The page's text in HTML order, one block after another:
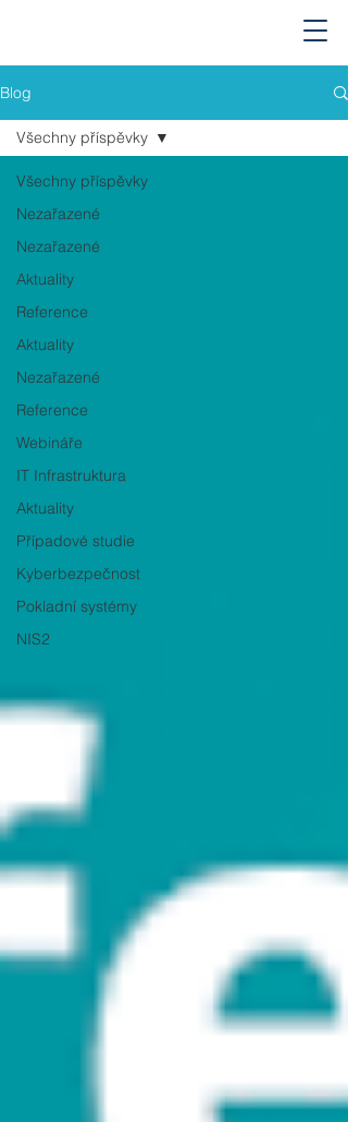
Blog
Všechny příspěvky
Nezařazené
Nezařazené
Aktuality
Reference
Aktuality
Nezařazené
Reference
Webináře
IT Infrastruktura
Aktuality
Případové studie
Kyberbezpečnost
Pokladní systémy
NIS2
Všechny příspěvky